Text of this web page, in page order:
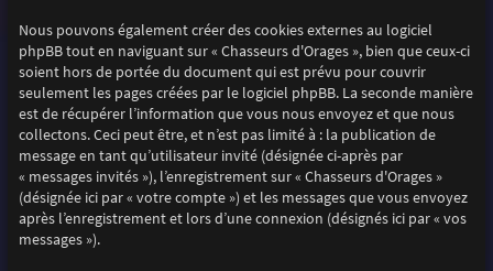
Nous pouvons également créer des cookies externes au logiciel
phpBB tout en naviguant sur « Chasseurs d'Orages », bien que ceux-ci
soient hors de portée du document qui est prévu pour couvrir
seulement les pages créées par le logiciel phpBB. La seconde manière
est de récupérer l’information que vous nous envoyez et que nous
collectons. Ceci peut être, et n’est pas limité à : la publication de
message en tant qu’utilisateur invité (désignée ci-après par
« messages invités »), l’enregistrement sur « Chasseurs d'Orages »
(désignée ici par « votre compte ») et les messages que vous envoyez
après l’enregistrement et lors d’une connexion (désignés ici par « vos
messages »).